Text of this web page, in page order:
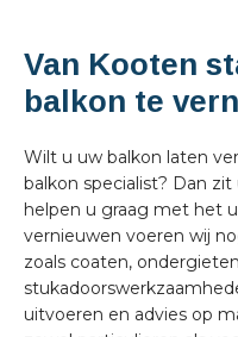
Van Kooten
balkon te
Wilt u uw balkon laten
balkon specialist? Dan
helpen u graag met het
vernieuwen voeren wij
zoals coaten,
uitvoeren en advies op